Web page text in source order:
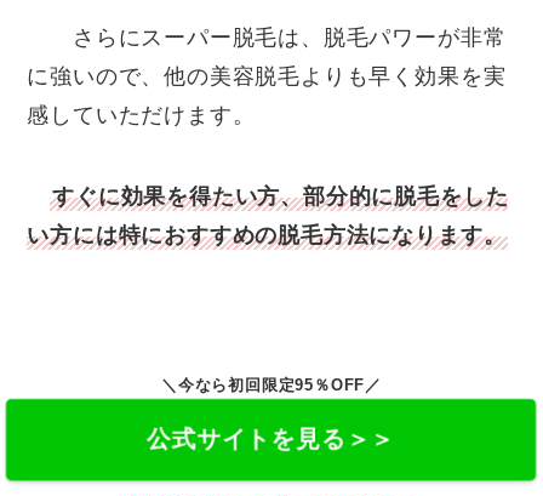
さらにスーパー脱毛は、脱毛パワーが非常
に強いので、他の美容脱毛よりも早く効果を実
感していただけます。
すぐに効果を得たい方、部分的に脱毛をした
い方には特におすすめの脱毛方法になります。
＼ 今なら初回限定95％OFF ／
公式サイトを見る＞＞